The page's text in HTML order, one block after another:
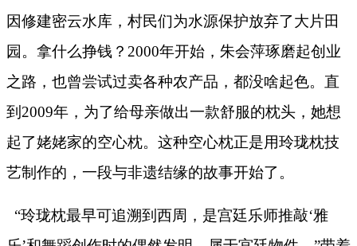
因修建密云水库，村民们为水源保护放弃了大片田
园。拿什么挣钱？ 2000年开始，朱会萍琢磨起创业
之路，也曾尝试过卖各种农产品，都没啥起色。直
到 2009年，为了给母亲做出一款舒服的枕头，她想
起了姥姥家的空心枕。这种空心枕正是用玲珑枕技
艺制作的，一段与非遗结缘的故事开始了。
“玲珑枕最早可追溯到西周，是宫廷乐师推敲‘雅